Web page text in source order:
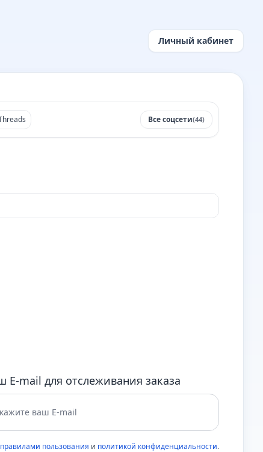
Личный кабинет
Все соцсети(44)
E-mail для отслеживания заказа
правилами пользования и политикой конфиденциальности.